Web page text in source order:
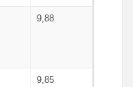
9,88
9,85